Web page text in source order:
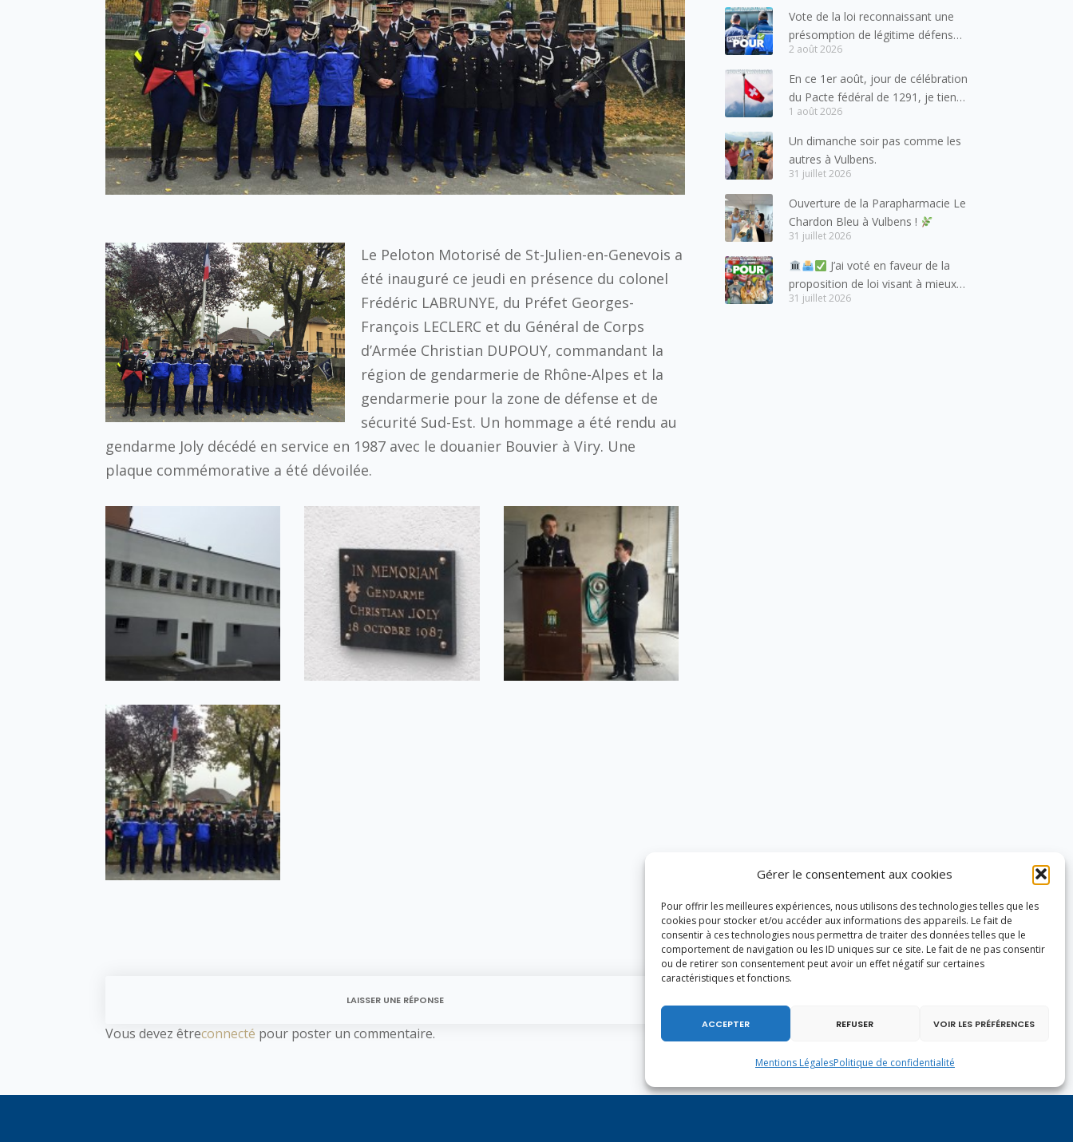
Gérer le consentement aux cookies
Pour offrir les meilleures expériences, nous utilisons des technologies telles que les
cookies pour stocker et/ou accéder aux informations des appareils. Le fait de
consentir à ces technologies nous permettra de traiter des données telles que le
comportement de navigation ou les ID uniques sur ce site. Le fait de ne pas consentir
ou de retirer son consentement peut avoir un effet négatif sur certaines
caractéristiques et fonctions.
ACCEPTER REFUSER VOIR LES PRÉFÉRENCES
Mentions LégalesPolitique de confidentialité
Le Peloton Motorisé de St-Julien-en-Genevois a
été inauguré ce jeudi en présence du colonel
Frédéric LABRUNYE, du Préfet Georges-
François LECLERC et du Général de Corps
d’Armée Christian DUPOUY, commandant la
région de gendarmerie de Rhône-Alpes et la
gendarmerie pour la zone de défense et de
sécurité Sud-Est. Un hommage a été rendu au
gendarme Joly décédé en service en 1987 avec le douanier Bouvier à Viry. Une
plaque commémorative a été dévoilée.
LAISSER UNE RÉPONSE
Vous devez êtreconnecté pour poster un commentaire.
Vote de la loi reconnaissant une
présomption de légitime défense
pour les forces de l’ordre
2 août 2026
En ce 1er août, jour de célébration
du Pacte fédéral de 1291, je tiens
à adresser mes meilleures
salutations à nos voisins et amis
suisses, et plus particulièrement
aux habitants du bassin genevois
lesquels la Haute-Savoie
entretient des liens étroits et
quotidiens.
1 août 2026
Un dimanche soir pas comme les
autres à Vulbens.
31 juillet 2026
Ouverture de la Parapharmacie Le
Chardon Bleu à Vulbens !
31 juillet 2026
J’ai voté en faveur de la
proposition de loi visant à mieux
protéger les mineurs des risques
31 juillet 2026